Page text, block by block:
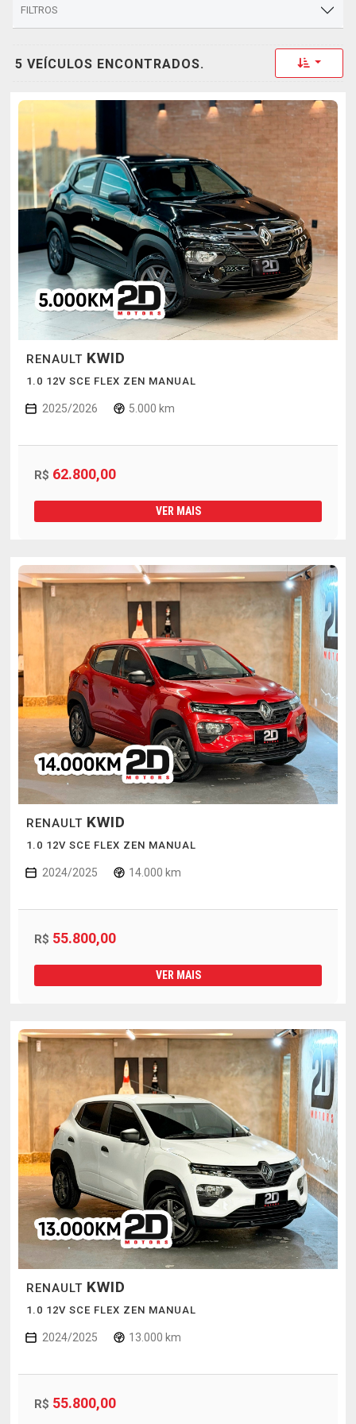
FILTROS
5 VEÍCULOS ENCONTRADOS. Toggle
RENAULT KWID
1.0 12V SCE FLEX ZEN MANUAL
2025/2026 5.000 km
R$ 62.800,00
VER MAIS
RENAULT KWID
1.0 12V SCE FLEX ZEN MANUAL
2024/2025 14.000 km
R$ 55.800,00
VER MAIS
RENAULT KWID
1.0 12V SCE FLEX ZEN MANUAL
2024/2025 13.000 km
R$ 55.800,00